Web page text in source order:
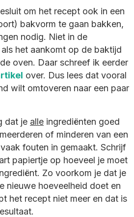
om het recept ook in een
bakvorm te gaan bakken,
nodig. Niet in de
het aankomt op de baktijd
oven. Daar schreef ik eerder
over. Dus lees dat vooral
wilt omtoveren naar een paar
dat je alle ingrediënten goed
of minderen van een
fouten in gemaakt. Schrijf
papiertje op hoeveel je moet
Zo voorkom je dat je
nieuwe hoeveelheid doet en
het recept niet meer en dat is